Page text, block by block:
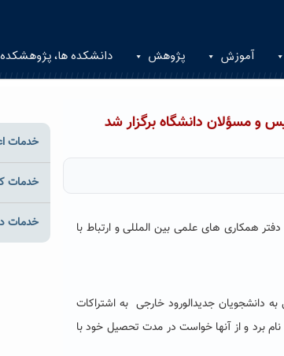
آموزش پژوهش دانشکده ها،
و مسؤلان دانشگاه برگزار شد
همکاری های علمی بین المللی و ارتباط با
دانشجویان جدیدالورود خارجی به اشتراکات
برد و از آنها خواست در مدت تحصیل خود با
خدمات
خدمات
خدمات